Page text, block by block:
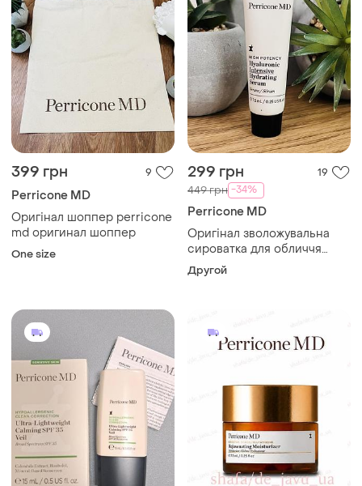
399 грн 9
Perricone MD
Оригінал шоппер perricone
md оригинал шоппер
One size
299 грн 19
449 грн -34%
Perricone MD
Оригінал зволожувальна
сироватка для обличчя
perricone md high potency
hyaluronic intensive
Другой